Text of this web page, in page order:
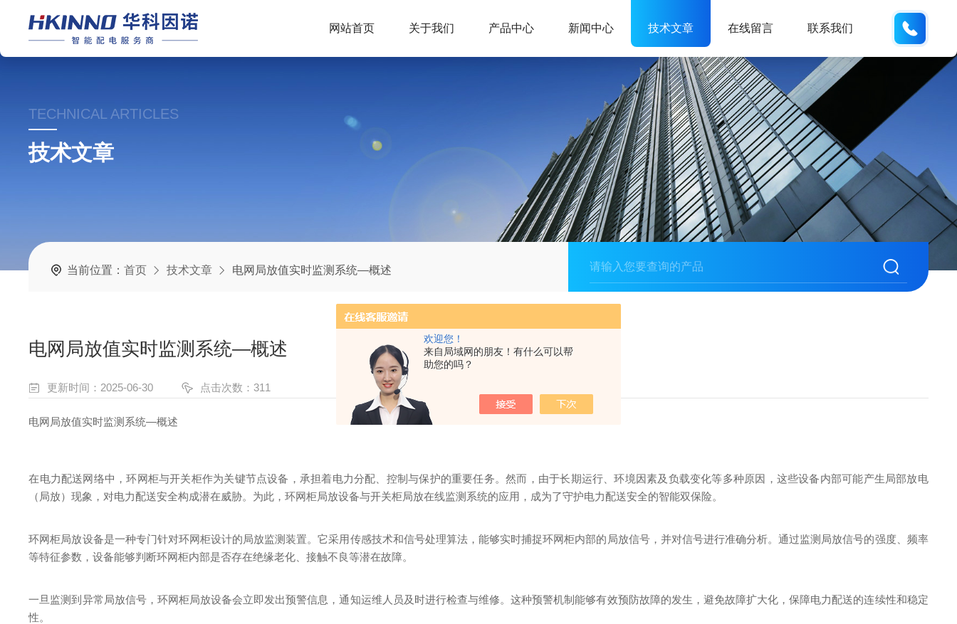
欢迎您！
来自局域网的朋友！有什么可以帮
助您的吗？
网站首页 关于我们 产品中心 新闻中心 技术文章 在线留言 联系我们
TECHNICAL ARTICLES
技术文章
当前位置：首页 技术文章 电网局放值实时监测系统—概述
电网局放值实时监测系统—概述
更新时间：2025-06-30 点击次数：311
电网局放值实时监测系统—概述
在电力配送网络中，环网柜与开关柜作为关键节点设备，承担着电力分配、控制与保护的重要任务。然而，由于长期运行、环境因素及负载变化等多种原因，这些设备内部可能产生局部放电
（局放）现象，对电力配送安全构成潜在威胁。为此，环网柜局放设备与开关柜局放在线监测系统的应用，成为了守护电力配送安全的智能双保险。
环网柜局放设备是一种专门针对环网柜设计的局放监测装置。它采用传感技术和信号处理算法，能够实时捕捉环网柜内部的局放信号，并对信号进行准确分析。通过监测局放信号的强度、频率
等特征参数，设备能够判断环网柜内部是否存在绝缘老化、接触不良等潜在故障。
一旦监测到异常局放信号，环网柜局放设备会立即发出预警信息，通知运维人员及时进行检查与维修。这种预警机制能够有效预防故障的发生，避免故障扩大化，保障电力配送的连续性和稳定
性。